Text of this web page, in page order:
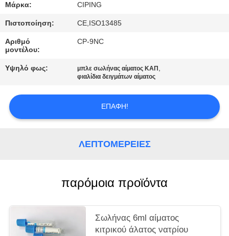
SITEMAP
PRIVACY
Μάρκα: CIPING
Πιστοποίηση: CE,ISO13485
Αριθμό
μοντέλου:
CP-9NC
Υψηλό φως: μπλε σωλήνας αίματος ΚΑΠ ,
φιαλίδια δειγμάτων αίματος
ΕΠΑΦΉ!
ΛΕΠΤΟΜΈΡΕΙΕΣ
παρόμοια προϊόντα
Σωλήνας 6ml αίματος
κιτρικού άλατος νατρίου